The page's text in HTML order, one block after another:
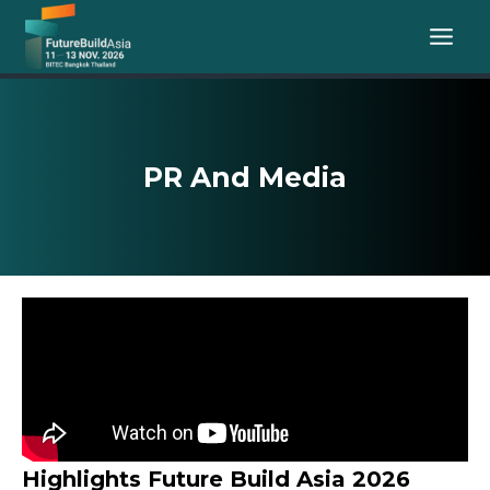
Skip
content
PR And Media
Highlights Future Build Asia 2026